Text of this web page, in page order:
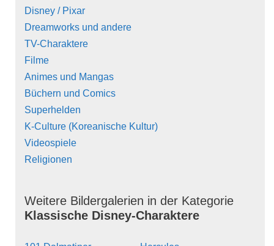
Disney / Pixar
Dreamworks und andere
TV-Charaktere
Filme
Animes und Mangas
Büchern und Comics
Superhelden
K-Culture (Koreanische Kultur)
Videospiele
Religionen
Weitere Bildergalerien in der Kategorie
Klassische Disney-Charaktere